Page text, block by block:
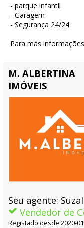
- parque infantil
- Garagem
- Segurança 24/24
Para más
M. ALBERTINA
IMÓVEIS
Seu agente:
Vendedor de
Registado desde 2020-